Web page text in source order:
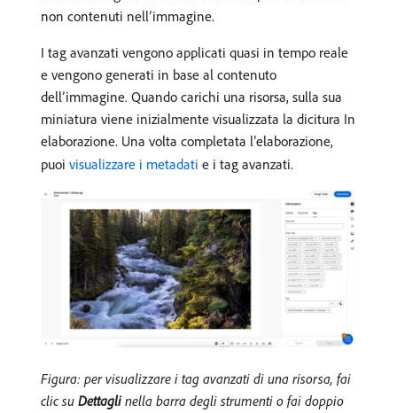
non contenuti nell’immagine.
I tag avanzati vengono applicati quasi in tempo reale
e vengono generati in base al contenuto
dell’immagine. Quando carichi una risorsa, sulla sua
miniatura viene inizialmente visualizzata la dicitura In
elaborazione. Una volta completata l’elaborazione,
puoi visualizzare i metadati e i tag avanzati.
Figura: per visualizzare i tag avanzati di una risorsa, fai
clic su Dettagli nella barra degli strumenti o fai doppio